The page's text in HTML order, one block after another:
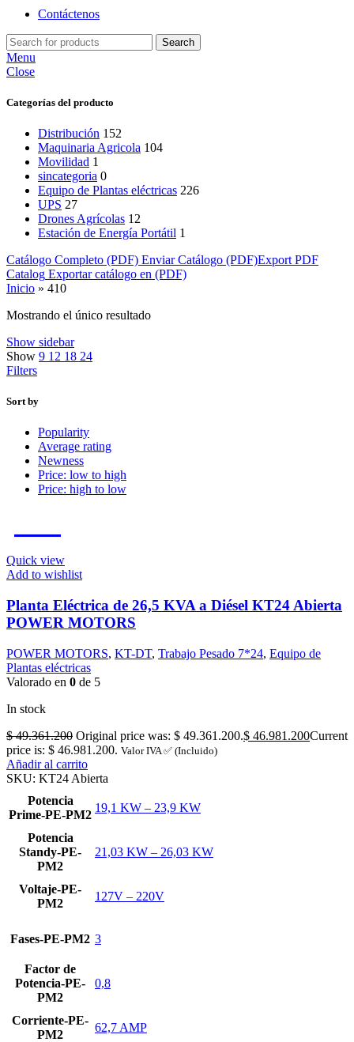
Contáctenos
Search
Menu
Close
Categorías del producto
Distribución 152
Maquinaria Agricola 104
Movilidad 1
sincategoria 0
Equipo de Plantas eléctricas 226
UPS 27
Drones Agrícolas 12
Estación de Energía Portátil 1
Catálogo Completo (PDF) Enviar Catálogo (PDF)Export PDF
Catalog Exportar catálogo en (PDF)
Inicio » 410
Mostrando el único resultado
Show sidebar
Show 9 12 18 24
Filters
Sort by
Popularity
Average rating
Newness
Price: low to high
Price: high to low
Quick view
Add to wishlist
Planta Eléctrica de 26,5 KVA a Diésel KT24 Abierta
POWER MOTORS
POWER MOTORS, KT-DT, Trabajo Pesado 7*24, Equipo de
Plantas eléctricas
Valorado en 0 de 5
In stock
$49.361.200 Original price was: $ 49.361.200.$ 46.981.200Current
price is: $ 46.981.200. Valor IVA ✅ (Incluido)
Añadir al carrito
SKU: KT24 Abierta
Potencia
Prime-PE-PM2
19,1 KW – 23,9 KW
Potencia
Standy-PE-
PM2
21,03 KW – 26,03 KW
Voltaje-PE-
PM2
127V – 220V
Fases-PE-PM2 3
Factor de
Potencia-PE-
PM2
0,8
Corriente-PE-
PM2
62,7 AMP